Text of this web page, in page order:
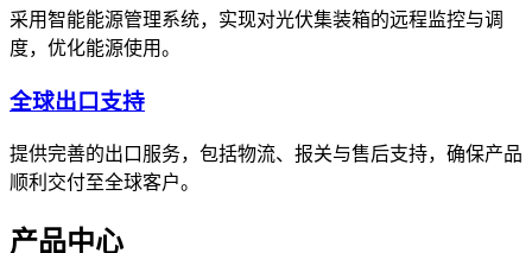
采用智能能源管理系统，实现对光伏集装箱的远程监控与调
度，优化能源使用。
全球出口支持
提供完善的出口服务，包括物流、报关与售后支持，确保产品
顺利交付至全球客户。
产品中心